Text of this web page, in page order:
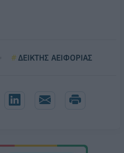
ΔΕΙΚΤΗΣ ΑΕΙΦΟΡΙΑΣ